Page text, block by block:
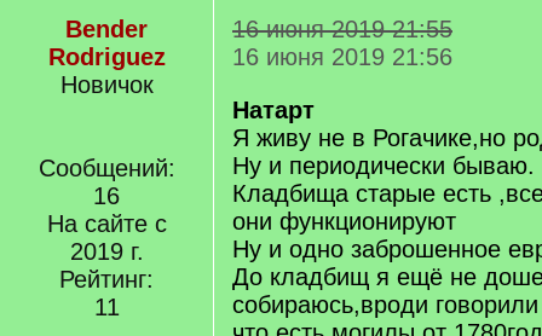
Bender
Rodriguez
Новичок
Сообщений:
16
На сайте с
2019 г.
Рейтинг:
11
16 июня 2019 21:55
16 июня 2019 21:56
Натарт
Я живу не в Рогачике,но
Ну и периодически бываю.
Кладбища старые есть
они функционируют
Ну и одно заброшенное
До кладбищ я ещё не
собираюсь,вроди